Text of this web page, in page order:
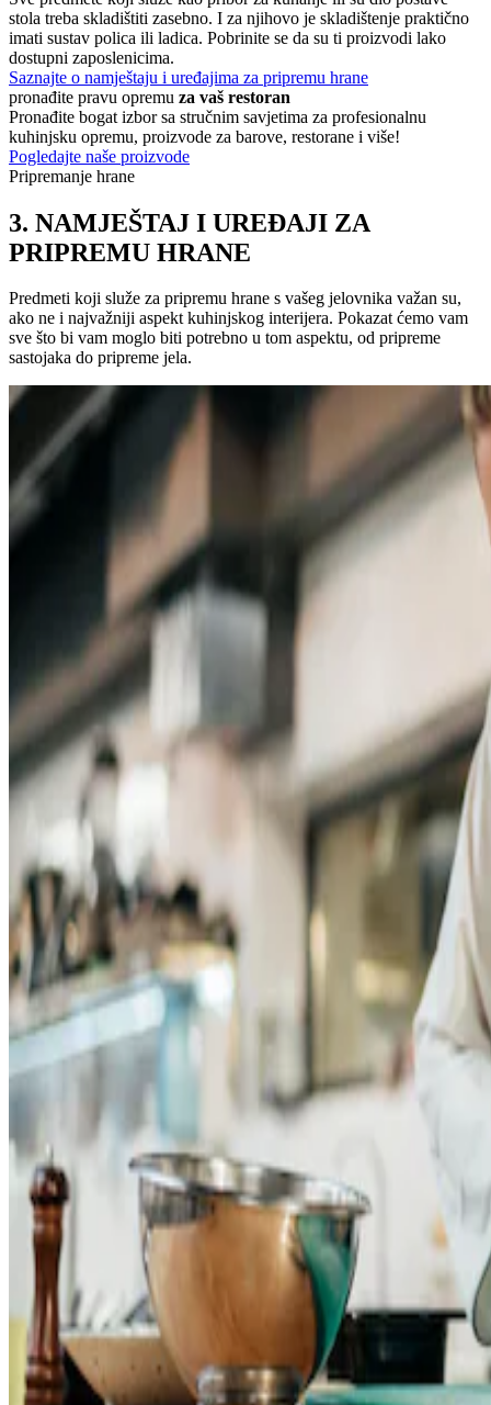
stola treba skladištiti zasebno. I za njihovo je skladištenje praktično
imati sustav polica ili ladica. Pobrinite se da su ti proizvodi lako
dostupni zaposlenicima.
Saznajte o namještaju i uređajima za pripremu hrane
pronađite pravu opremu za vaš restoran
Pronađite bogat izbor sa stručnim savjetima za profesionalnu
kuhinjsku opremu, proizvode za barove, restorane i više!
Pogledajte naše proizvode
Pripremanje hrane
3. NAMJEŠTAJ I UREĐAJI ZA
PRIPREMU HRANE
Predmeti koji služe za pripremu hrane s vašeg jelovnika važan su,
ako ne i najvažniji aspekt kuhinjskog interijera. Pokazat ćemo vam
sve što bi vam moglo biti potrebno u tom aspektu, od pripreme
sastojaka do pripreme jela.